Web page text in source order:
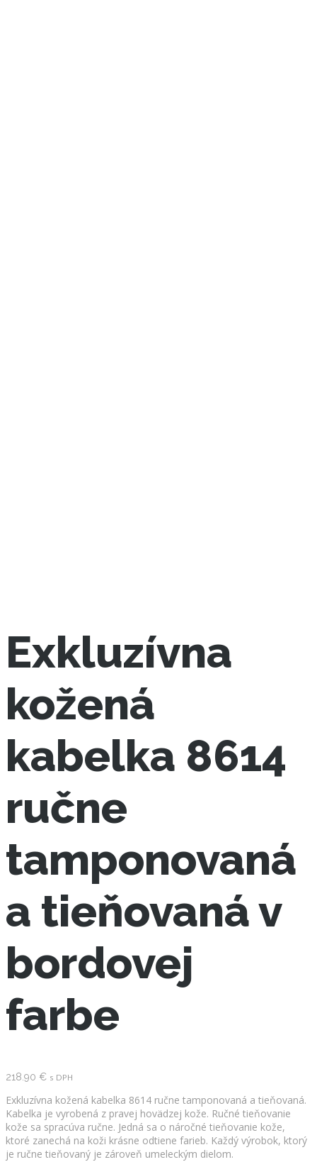
Exkluzívna
kožená
kabelka 8614
ručne
tamponovaná
a tieňovaná v
bordovej
farbe
218.90 € s DPH
Exkluzívna kožená kabelka 8614 ručne tamponovaná a tieňovaná.
Kabelka je vyrobená z pravej hovädzej kože. Ručné tieňovanie
kože sa spracúva ručne. Jedná sa o náročné tieňovanie kože,
ktoré zanechá na koži krásne odtiene farieb. Každý výrobok, ktorý
je ručne tieňovaný je zároveň umeleckým dielom.